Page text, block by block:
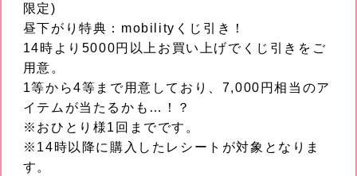
限定)
昼下がり特典：mobilityくじ引き！
14時より5000円以上お買い上げでくじ引きをご
用意。
1等から4等まで用意しており、7,000円相当のア
イテムが当たるかも…！？
※おひとり様1回までです。
※14時以降に購入したレシートが対象となりま
す。